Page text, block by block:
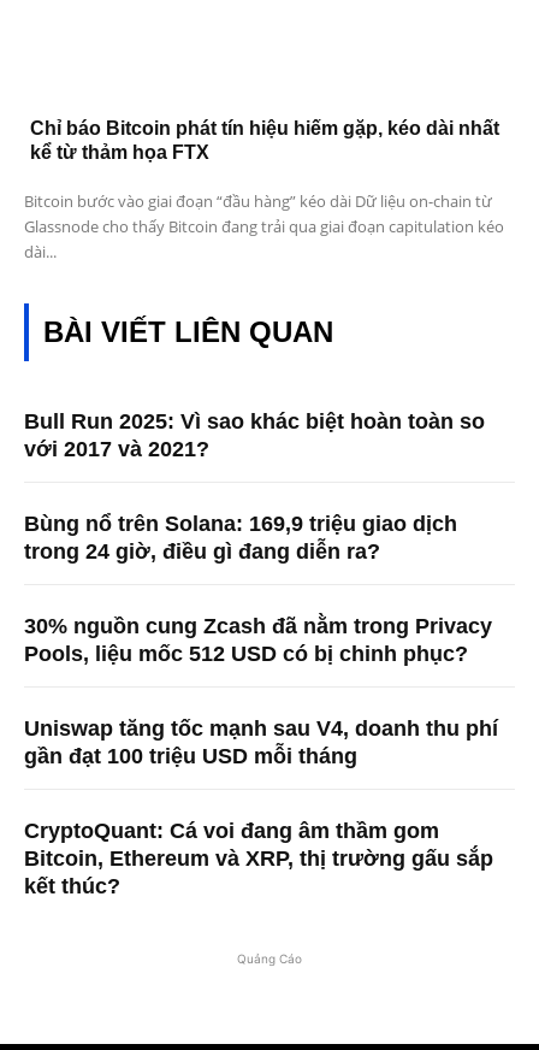
Chỉ báo Bitcoin phát tín hiệu hiếm gặp, kéo dài nhất
kể từ thảm họa FTX
Bitcoin bước vào giai đoạn “đầu hàng” kéo dài Dữ liệu on-chain từ
Glassnode cho thấy Bitcoin đang trải qua giai đoạn capitulation kéo
dài...
BÀI VIẾT LIÊN QUAN
Bull Run 2025: Vì sao khác biệt hoàn toàn so
với 2017 và 2021?
Bùng nổ trên Solana: 169,9 triệu giao dịch
trong 24 giờ, điều gì đang diễn ra?
30% nguồn cung Zcash đã nằm trong Privacy
Pools, liệu mốc 512 USD có bị chinh phục?
Uniswap tăng tốc mạnh sau V4, doanh thu phí
gần đạt 100 triệu USD mỗi tháng
CryptoQuant: Cá voi đang âm thầm gom
Bitcoin, Ethereum và XRP, thị trường gấu sắp
kết thúc?
Quảng Cáo